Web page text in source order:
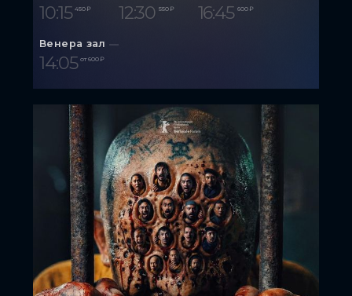
10:15 450 ₽ 12:30 550 ₽ 16:45 600 ₽
Венера зал
14:05 от 600 ₽